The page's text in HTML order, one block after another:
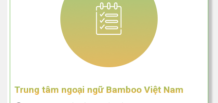
Trung tâm ngoại ngữ Bamboo Việt Nam